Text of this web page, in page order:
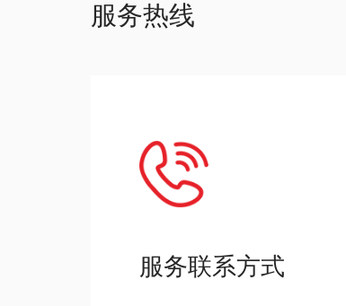
服务热线
服务联系方式